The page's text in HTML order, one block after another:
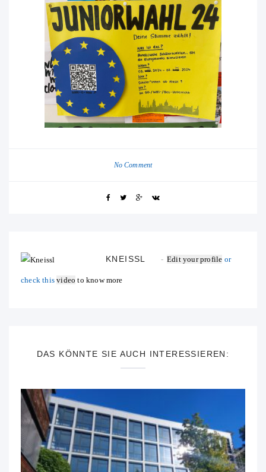
No Comment
KNEISSL Edit your profile or
check thisvideo to know more
DAS KÖNNTE SIE AUCH INTERESSIEREN: